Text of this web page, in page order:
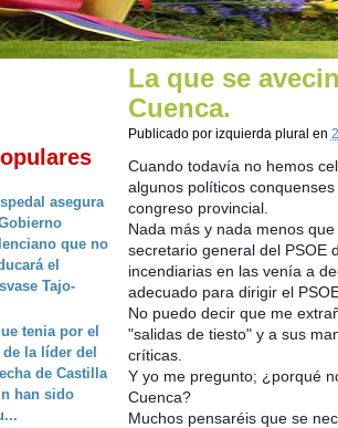
asegura
que no
el
Tajo-
tenia por el
la líder del
de Castilla
han sido
La que se
Cuenca.
Publicado por izquierda plural en
Cuando todavía no hemos
algunos políticos
congreso provincial.
Nada más y nada menos
secretario general del PSOE
incendiarias en las venía a
adecuado para dirigir el
No puedo decir que me
"salidas de tiesto" y a sus
críticas.
Y yo me pregunto; ¿porqué
Cuenca?
Muchos pensaréis que se